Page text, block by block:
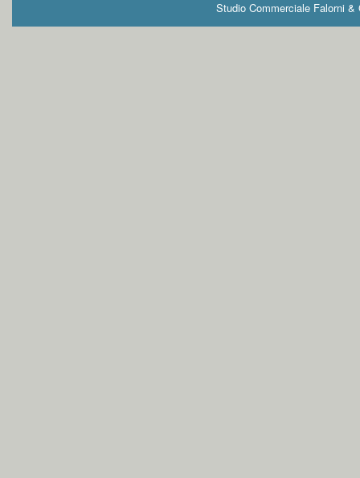
Studio Commerciale Falorni